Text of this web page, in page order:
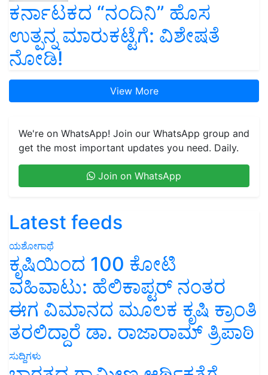
ಕರ್ನಾಟಕದ “ನಂದಿನಿ” ಹೊಸ
ಉತ್ಪನ್ನ ಮಾರುಕಟ್ಟೆಗೆ: ವಿಶೇಷತೆ
ನೋಡಿ!
View More
We're on WhatsApp! Join our WhatsApp group and
get the most important updates you need. Daily.
Join on WhatsApp
Latest feeds
ಯಶೋಗಾಥೆ
ಕೃಷಿಯಿಂದ 100 ಕೋಟಿ
ವಹಿವಾಟು: ಹೆಲಿಕಾಪ್ಟರ್ ನಂತರ
ಈಗ ವಿಮಾನದ ಮೂಲಕ ಕೃಷಿ ಕ್ರಾಂತಿ
ತರಲಿದ್ದಾರೆ ಡಾ. ರಾಜಾರಾಮ್ ತ್ರಿಪಾಠಿ
ಸುದ್ದಿಗಳು